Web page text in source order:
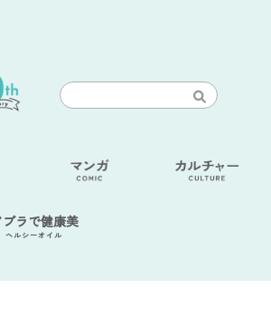
ラで健康美
ヘルシーオイル